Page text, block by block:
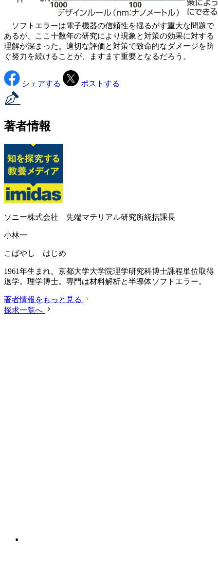
ソフトエラーは電子機器の信頼性を揺るがす重大な問題で
あるが、ここ十数年の研究により現象と対策の効果に対する
理解が深まった。適切な評価と対策で致命的なダメージを防
ぐ努力を続けることが、ますます重要となるだろう。
シェアする ポストする
著者情報
ソニー株式会社 先端マテリアル研究所統括課長
小林一
こばやし はじめ
1961年生まれ。京都大学大学院理学研究科博士課程単位取得
退学。理学博士。専門は材料解析と半導体ソフトエラー。
著者情報をもっと見る
探求一覧へ